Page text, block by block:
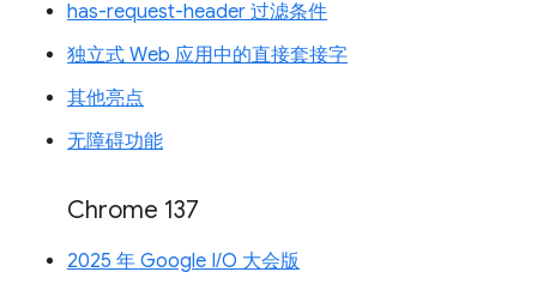
has-request-header 过滤条件
独立式 Web 应用中的直接套接字
其他亮点
无障碍功能
Chrome 137
2025 年 Google I/O 大会版